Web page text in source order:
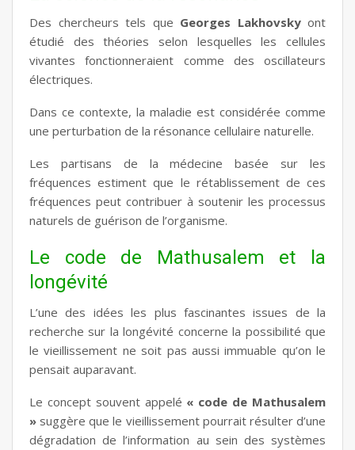
Des chercheurs tels que Georges Lakhovskyont
étudié des théories selon lesquelles les cellules
vivantes fonctionneraient comme des oscillateurs
électriques.
Dans ce contexte, la maladie est considérée comme
une perturbation de la résonance cellulaire naturelle.
Les partisans de la médecine basée sur les
fréquences estiment que le rétablissement de ces
fréquences peut contribuer à soutenir les processus
naturels de guérison de l’organisme.
Le code de Mathusalem et la
longévité
L’une des idées les plus fascinantes issues de la
recherche sur la longévité concerne la possibilité que
le vieillissement ne soit pas aussi immuable qu’on le
pensait auparavant.
Le concept souvent appelé « code de Mathusalem
» suggère que le vieillissement pourrait résulter d’une
dégradation de l’information au sein des systèmes